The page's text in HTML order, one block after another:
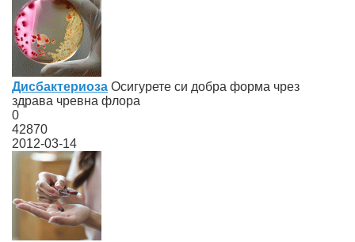
Дисбактериоза Осигурете си добра форма чрез
здрава чревна флора
0
42870
2012-03-14